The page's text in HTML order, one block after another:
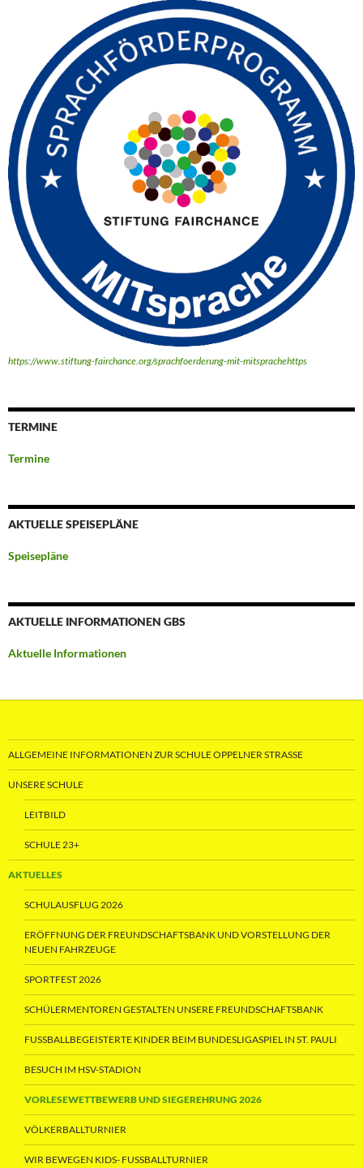
https://www.stiftung-fairchance.org/sprachfoerderung-mit-mitsprachehttps
TERMINE
Termine
AKTUELLE SPEISEPLÄNE
Speisepläne
AKTUELLE INFORMATIONEN GBS
Aktuelle Informationen
ALLGEMEINE INFORMATIONEN ZUR SCHULE OPPELNER STRASSE
UNSERE SCHULE
LEITBILD
SCHULE 23+
AKTUELLES
SCHULAUSFLUG 2026
ERÖFFNUNG DER FREUNDSCHAFTSBANK UND VORSTELLUNG DER
NEUEN FAHRZEUGE
SPORTFEST 2026
SCHÜLERMENTOREN GESTALTEN UNSERE FREUNDSCHAFTSBANK
FUSSBALLBEGEISTERTE KINDER BEIM BUNDESLIGASPIEL IN ST. PAULI
BESUCH IM HSV-STADION
VORLESEWETTBEWERB UND SIEGEREHRUNG 2026
VÖLKERBALLTURNIER
WIR BEWEGEN KIDS- FUSSBALLTURNIER